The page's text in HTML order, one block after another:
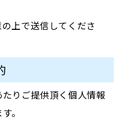
上で送信してくださ
りご提供頂く個人情報
。